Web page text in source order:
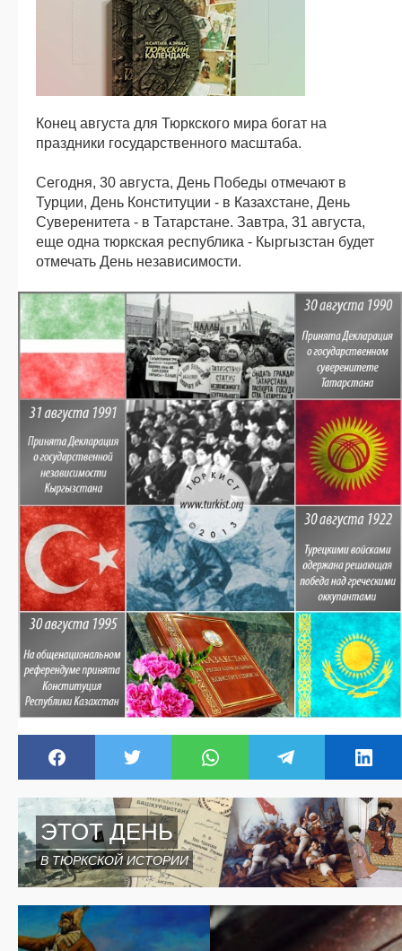
Конец августа для Тюркского мира богат на
праздники государственного масштаба.
Сегодня, 30 августа, День Победы отмечают в
Турции, День Конституции - в Казахстане, День
Суверенитета - в Татарстане. Завтра, 31 августа,
еще одна тюркская республика - Кыргызстан будет
отмечать День независимости.
ЭТОТ ДЕНЬ
В ТЮРКСКОЙ ИСТОРИИ